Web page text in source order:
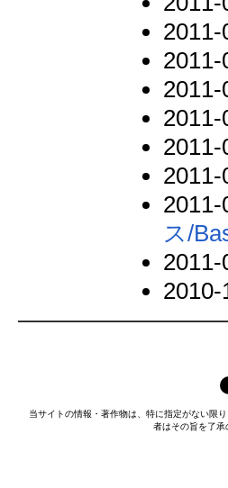
ス/
当サイトの情報・著作物は、特に指定がない限
者はその旨を了